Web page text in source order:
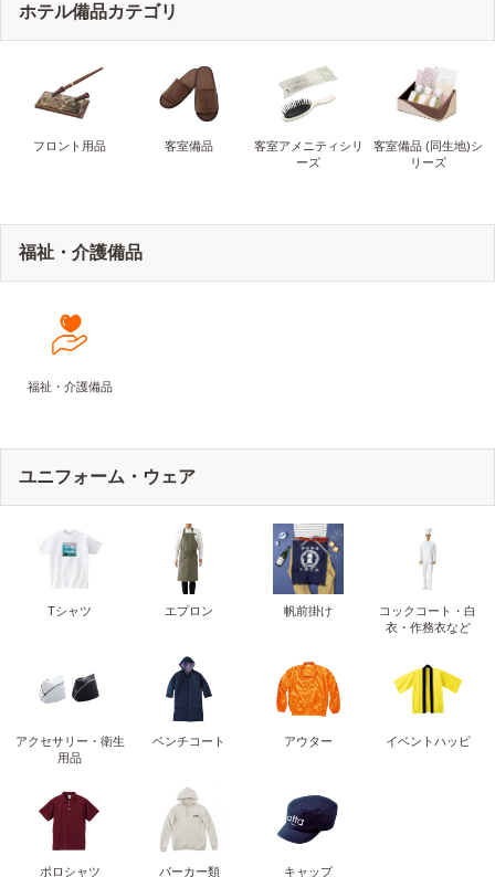
ホテル備品カテゴリ
フロント用品 客室備品
客室アメニティシリ
ーズ
客室備品 (同生地)シ
リーズ
福祉・介護備品
福祉・介護備品
ユニフォーム・ウェア
Tシャツ エプロン 帆前掛け
コックコート・白
衣・作務衣など
アクセサリー・衛生
用品
ベンチコート アウター イベントハッピ
ポロシャツ パーカー類 キャップ